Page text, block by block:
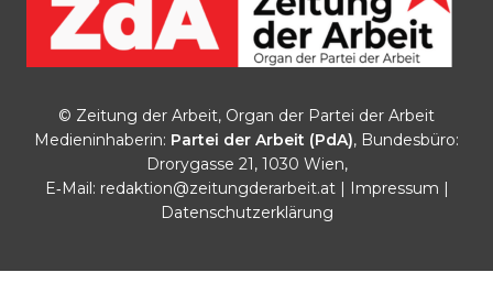
© Zeitung der Arbeit, Organ der Partei der Arbeit
Medieninhaberin: Partei der Arbeit (PdA), Bundesbüro:
Drorygasse 21, 1030 Wien,
E‑Mail: redaktion@zeitungderarbeit.at| Impressum |
Datenschutzerklärung